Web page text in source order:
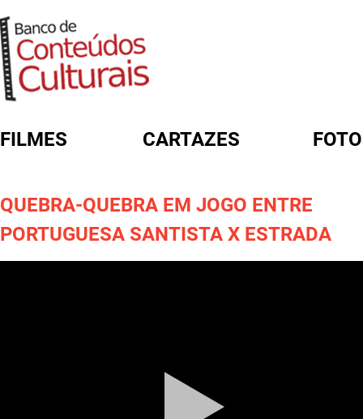
FILMES CARTAZES
QUEBRA-QUEBRA EM JOGO ENTRE
PORTUGUESA SANTISTA X ESTRADA